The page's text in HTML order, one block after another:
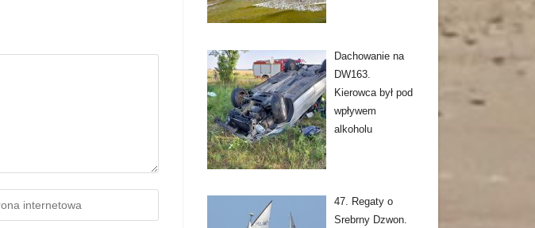
Dachowanie na
DW163.
Kierowca był pod
wpływem
alkoholu
47. Regaty o
Srebrny Dzwon.